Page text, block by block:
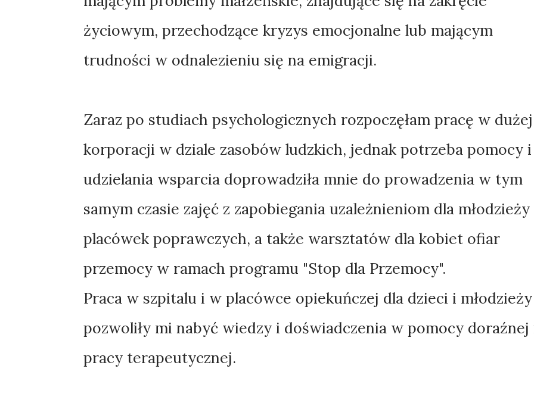
życiowym, przechodzące kryzys emocjonalne lub mającym
trudności w odnalezieniu się na emigracji.
Zaraz po studiach psychologicznych rozpoczęłam pracę w dużej
korporacji w dziale zasobów ludzkich, jednak potrzeba pomocy i
udzielania wsparcia doprowadziła mnie do prowadzenia w tym
samym czasie zajęć z zapobiegania uzależnieniom dla młodzieży
placówek poprawczych, a także warsztatów dla kobiet ofiar
przemocy w ramach programu "Stop dla Przemocy".
Praca w szpitalu i w placówce opiekuńczej dla dzieci i młodzieży
pozwoliły mi nabyć wiedzy i doświadczenia w pomocy doraźnej
pracy terapeutycznej.